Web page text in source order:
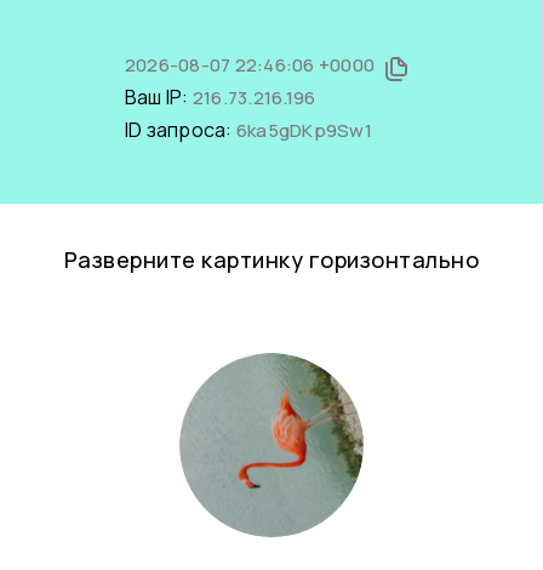
2026-08-07 22:46:06 +0000
Ваш IP: 216.73.216.196
ID запроса: 6ka5gDKp9Sw1
Разверните картинку горизонтально